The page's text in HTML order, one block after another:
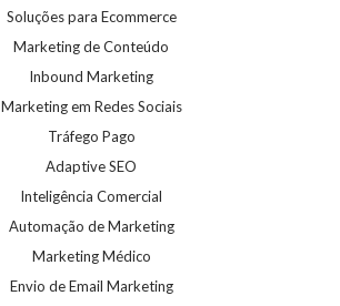
Soluções para Ecommerce
Marketing de Conteúdo
Inbound Marketing
Marketing em Redes Sociais
Tráfego Pago
Adaptive SEO
Inteligência Comercial
Automação de Marketing
Marketing Médico
Envio de Email Marketing